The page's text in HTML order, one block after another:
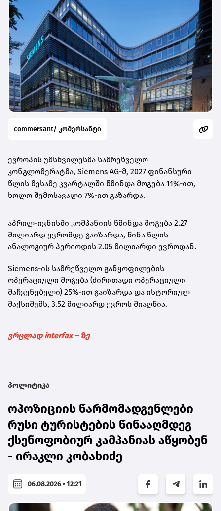
commersant/ კომერსანტი
ევროპის უმსხვილესმა სამრეწველო
კონგლომერატმა, Siemens AG-მ, 2027 ფინანსური
წლის მესამე კვარტალში წმინდა მოგება 11%-ით,
ხოლო შემოსავალი 7%-ით გაზარდა.
აპრილ-ივნისში კომპანიის წმინდა მოგება 2.27
მილიარდ ევრომდე გაიზარდა, წინა წლის
ანალოგიურ პერიოდის 2.05 მილიარდი ევროდან.
Siemens-ის სამრეწველო განყოფილების
ოპერაციული მოგება (ძირითადი ოპერაციული
მაჩვენებელი) 25%-ით გაიზარდა და ისტორიულ
მაქსიმუმს, 3.52 მილიარდ ევროს მიაღწია.
ვრცლად interfax – ზე
პოლიტიკა
ოპოზიციის წარმომადგენლები
რუსი ტურისტების წინააღმდეგ
ქსენოფობიურ კამპანიას აწყობენ
- ირაკლი კობახიძე
06.08.2026 • 12:21